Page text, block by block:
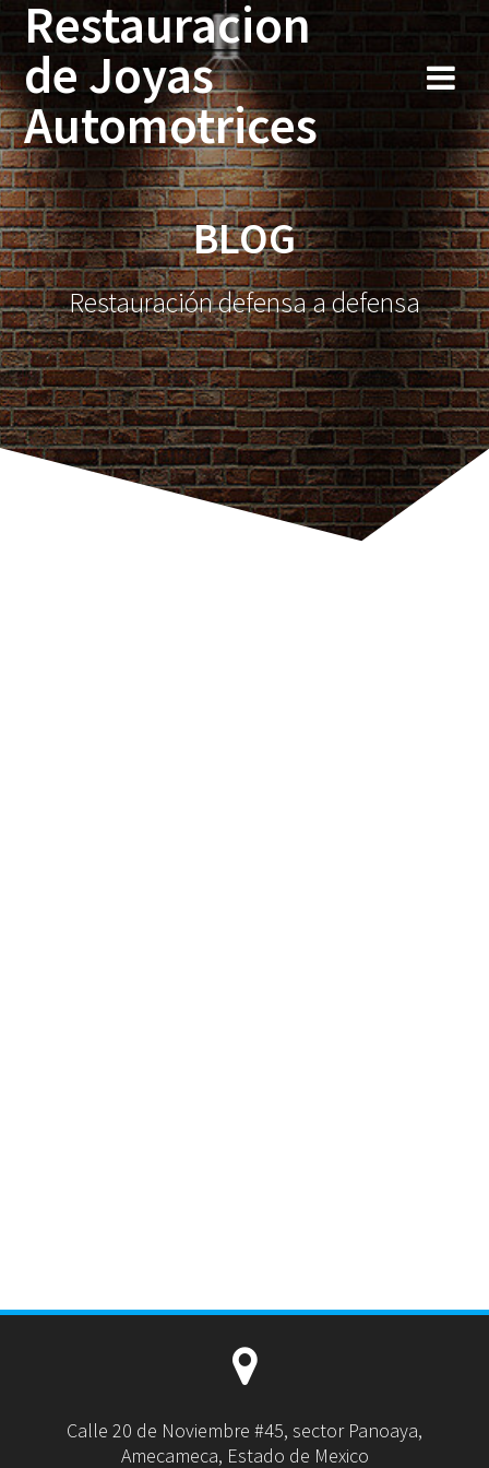
Saltar
al
contenido
Restauracion
de Joyas
Automotrices
BLOG
Restauración defensa a defensa
Calle 20 de Noviembre #45, sector Panoaya,
Amecameca, Estado de Mexico